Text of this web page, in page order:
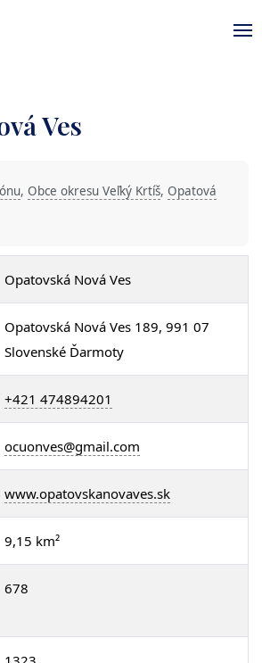
Ves
, Obce okresu Veľký Krtíš, Opatová
Opatovská Nová Ves
Opatovská Nová Ves 189, 991 07
Slovenské Ďarmoty
+421 474894201
ocuonves@gmail.com
www.opatovskanovaves.sk
9,15 km²
678